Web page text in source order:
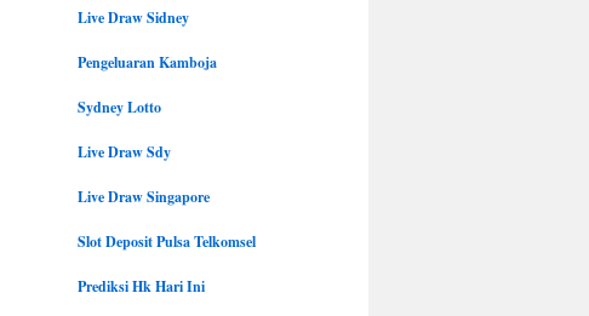
Live Draw Sidney
Pengeluaran Kamboja
Sydney Lotto
Live Draw Sdy
Live Draw Singapore
Slot Deposit Pulsa Telkomsel
Prediksi Hk Hari Ini